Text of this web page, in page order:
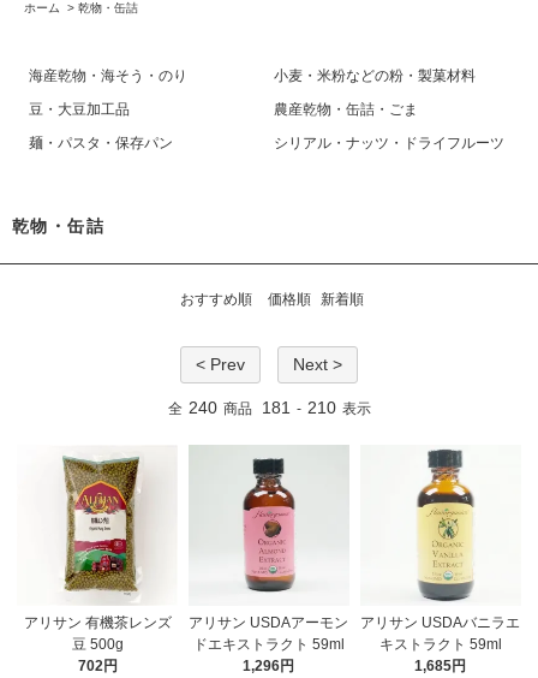
ホーム > 乾物・缶詰
海産乾物・海そう・のり
小麦・米粉などの粉・製菓材料
豆・大豆加工品
農産乾物・缶詰・ごま
麺・パスタ・保存パン
シリアル・ナッツ・ドライフルーツ
乾物・缶詰
おすすめ順 価格順 新着順
< Prev Next >
全 240 商品 181 - 210 表示
アリサン 有機茶レンズ
豆 500g
702円
アリサン USDAアーモン
ドエキストラクト 59ml
1,296円
アリサン USDAバニラエ
キストラクト 59ml
1,685円